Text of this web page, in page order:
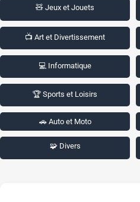
🧸 Jeux et Jouets
📺 Art et Divertissement
💻 Informatique
🏆 Sports et Loisirs
🚗 Auto et Moto
🧩 Divers